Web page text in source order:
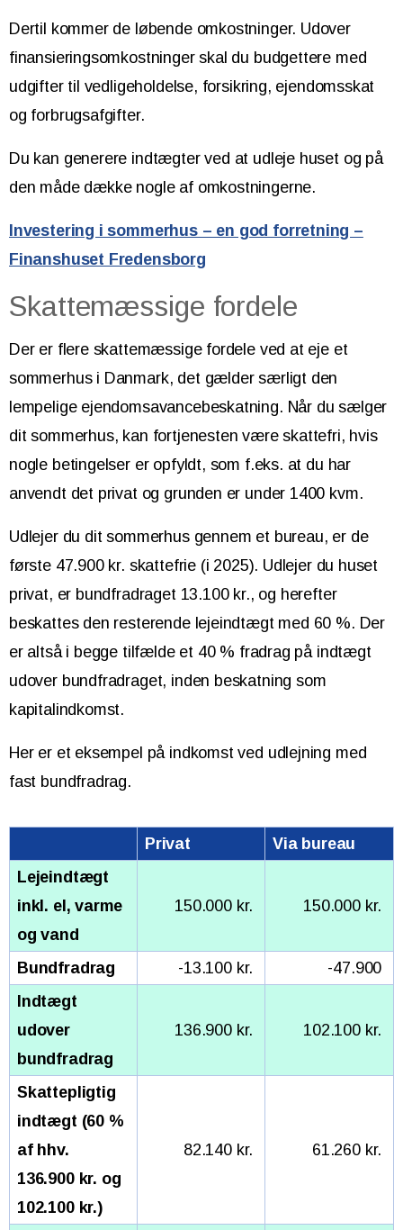
Dertil kommer de løbende omkostninger. Udover
finansieringsomkostninger skal du budgettere med
udgifter til vedligeholdelse, forsikring, ejendomsskat
og forbrugsafgifter.
Du kan generere indtægter ved at udleje huset og på
den måde dække nogle af omkostningerne.
Investering i sommerhus – en god forretning –
Finanshuset Fredensborg
Skattemæssige fordele
Der er flere skattemæssige fordele ved at eje et
sommerhus i Danmark, det gælder særligt den
lempelige ejendomsavancebeskatning. Når du sælger
dit sommerhus, kan fortjenesten være skattefri, hvis
nogle betingelser er opfyldt, som f.eks. at du har
anvendt det privat og grunden er under 1400 kvm.
Udlejer du dit sommerhus gennem et bureau, er de
første 47.900 kr. skattefrie (i 2025). Udlejer du huset
privat, er bundfradraget 13.100 kr., og herefter
beskattes den resterende lejeindtægt med 60 %. Der
er altså i begge tilfælde et 40 % fradrag på indtægt
udover bundfradraget, inden beskatning som
kapitalindkomst.
Her er et eksempel på indkomst ved udlejning med
fast bundfradrag.
Privat
Via bureau
Lejeindtægt
inkl. el, varme
og vand
150.000 kr. 150.000 kr.
Bundfradrag -13.100 kr.
-47.900
Indtægt
udover
bundfradrag
136.900 kr. 102.100 kr.
Skattepligtig
indtægt (60 %
af hhv.
136.900 kr. og
102.100 kr.)
82.140 kr. 61.260 kr.